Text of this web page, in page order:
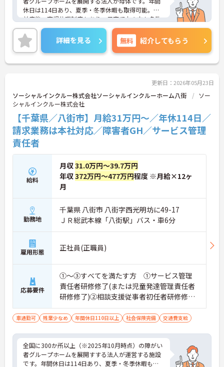
休日は114日あり、夏季・冬季休暇も取得可能。産
前産後・育児休暇制度もあり、子育て中の方も多数
活躍中で、ワークライフバランスを大切にしながら
働ける環境が整っています。研修制度や外部勉強会
の受講支援もあり、スキルアップもしっかりサポー
ト。将来的には管理者やエリアマネージャーへのキ
ャリアアップも目指せます。20代から60代まで幅広
の職場です。介護経験を活かしたい方、福祉の資格
をお持ちの方、安定した法人でキャリアを築きたい
方におすすめです。
★おすすめPOINT★
・生活支援員からスタートし、サービス管理責任者
やエリアマネージャーへと続く明確なステップアッ
プの道筋が用意されています。急成長中の企業であ
るためポストも豊富にあり、専門性を高めながらマ
ネジメント職への挑戦も視野に入れていただけま
す。
・年間休日114日、残業月平均10時間程度という就
業環境に加え、産前産後休暇や育児休暇制度がしっ
かりと整備されています。オンとオフの切り替えを
明確にし、心身ともに充実した状態で長くご活躍い
ただけます。
・グループホーム一棟あたりの入居者様20名定員を
常時2～4名のスタッフで支援、国基準を上回る人員
配置や夜間複数名体制が敷かれているため、業務に
追われることなくご利用者様のペースに合わせたサ
ご自身の理想とする福祉を実践できる環境が整って
います。
詳細を見る 無料 紹介してもらう
更新日：2026年05月23日
ソーシャルインクルー株式会社ソーシャルインクルーホーム八街
ソー
シャルインクルー株式会社
【千葉県／八街市】月給31万円～／年休114日／
請求業務は本社対応／障害者GH／サービス管理
責任者
給料
月収31.0万円～39.7万円
年収372万円～477万円程度 ※月給×12ヶ
月
勤務地
千葉県 八街市 八街字西光明坊に49-17
ＪＲ総武本線「八街駅」バス・車6分
雇用形態 正社員(正職員)
応募要件
①～③すべてを満たす方 ①サービス管理
責任者研修修了(または児童発達管理責任者
研修修了)②相談支援従事者初任者研修修了
(または相談支援従事者実務者研修修了)③普
通自動車運転免許(AT限定可)
車通勤可 残業少なめ 年間休日110日以上 社会保険完備 交通費支給
全国に300か所以上（※2025年10月時点）の障がい
者グループホームを展開すする法人が運営する施設
です。年間休日は114日あり、夏季・冬季休暇もし